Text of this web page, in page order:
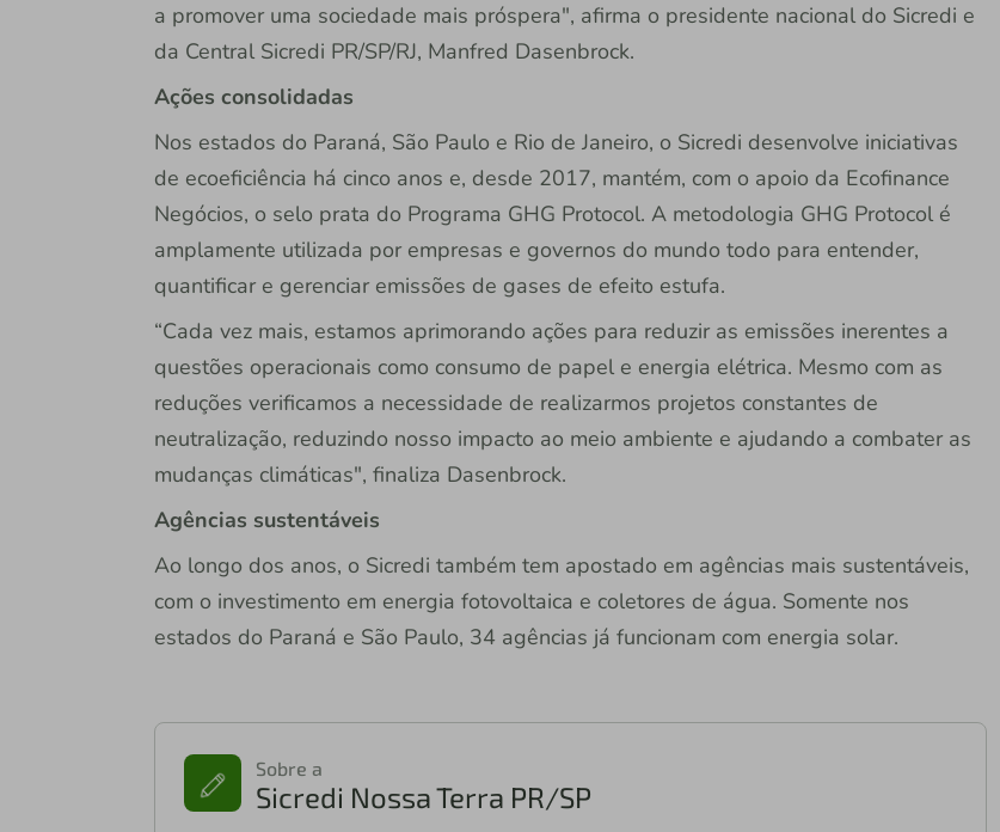
a promover uma sociedade mais próspera", afirma o presidente nacional do Sicredi e
da Central Sicredi PR/SP/RJ, Manfred Dasenbrock.
Ações consolidadas
Nos estados do Paraná, São Paulo e Rio de Janeiro, o Sicredi desenvolve iniciativas
de ecoeficiência há cinco anos e, desde 2017, mantém, com o apoio da Ecofinance
Negócios, o selo prata do Programa GHG Protocol. A metodologia GHG Protocol é
amplamente utilizada por empresas e governos do mundo todo para entender,
quantificar e gerenciar emissões de gases de efeito estufa.
“Cada vez mais, estamos aprimorando ações para reduzir as emissões inerentes a
questões operacionais como consumo de papel e energia elétrica. Mesmo com as
reduções verificamos a necessidade de realizarmos projetos constantes de
neutralização, reduzindo nosso impacto ao meio ambiente e ajudando a combater as
mudanças climáticas", finaliza Dasenbrock.
Agências sustentáveis
Ao longo dos anos, o Sicredi também tem apostado em agências mais sustentáveis,
com o investimento em energia fotovoltaica e coletores de água. Somente nos
estados do Paraná e São Paulo, 34 agências já funcionam com energia solar.
Sobre a
Sicredi Nossa Terra PR/SP